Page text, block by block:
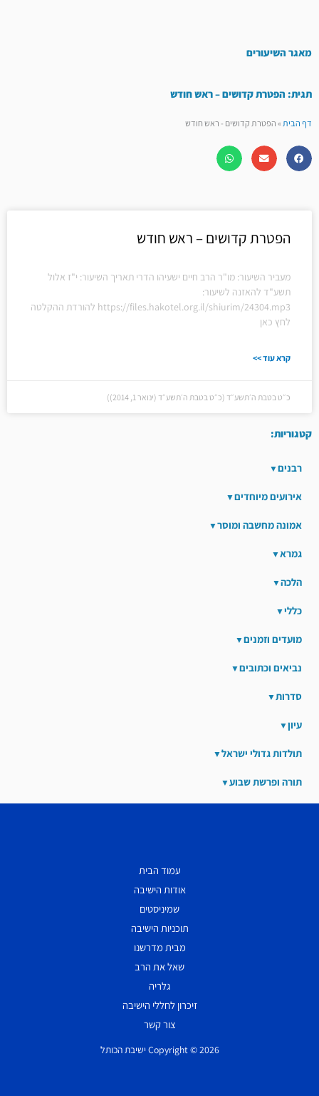
מאגר השיעורים
תגית: הפטרת קדושים – ראש חודש
דף הבית»הפטרת קדושים - ראש חודש
הפטרת קדושים – ראש חודש
מעביר השיעור: מו"ר הרב חיים ישעיהו הדרי תאריך השיעור: י"ז אלול
תשע"ד להאזנה לשיעור:
https://files.hakotel.org.il/shiurim/24304.mp3 להורדת ההקלטה
לחץ כאן
קרא עוד >>
כ״ט בטבת ה׳תשע״ד (כ״ט בטבת ה׳תשע״ד (ינואר 1, 2014))
קטגוריות:
רבנים
אירועים מיוחדים
אמונה מחשבה ומוסר
גמרא
הלכה
כללי
מועדים וזמנים
נביאים וכתובים
סדרות
עיון
תולדות גדולי ישראל
תורה ופרשת שבוע
עמוד הבית
אודות הישיבה
שמיניסטים
תוכניות הישיבה
מבית מדרשנו
שאל את הרב
גלריה
זיכרון לחללי הישיבה
צור קשר
Copyright © 2026 ישיבת הכותל